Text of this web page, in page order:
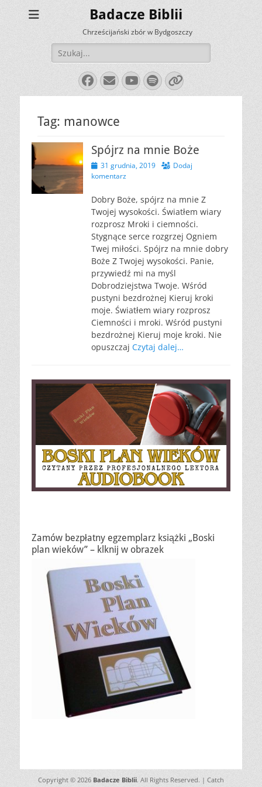
Badacze Biblii
Chrześcijański zbór w Bydgoszczy
Szukaj:
Facebook
E-
mail
YouTube
Spotify
Link
Tag: manowce
Spójrz na mnie Boże
Opublikowano
31 grudnia, 2019
Dodaj
komentarz
Dobry Boże, spójrz na mnie Z
Twojej wysokości. Światłem wiary
rozprosz Mroki i ciemności.
Stygnące serce rozgrzej Ogniem
Twej miłości. Spójrz na mnie dobry
Boże Z Twojej wysokości. Panie,
przywiedź mi na myśl
Dobrodziejstwa Twoje. Wśród
pustyni bezdrożnej Kieruj kroki
moje. Światłem wiary rozprosz
Ciemności i mroki. Wśród pustyni
bezdrożnej Kieruj moje kroki. Nie
opuszczaj Czytaj dalej…
Zamów bezpłatny egzemplarz książki „Boski
plan wieków” – klknij w obrazek
Copyright © 2026 Badacze Biblii. All Rights Reserved. | Catch